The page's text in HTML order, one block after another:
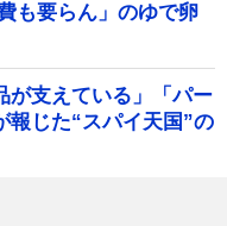
も要らん」のゆで卵
が支えている」「パー
報じた“スパイ天国”の